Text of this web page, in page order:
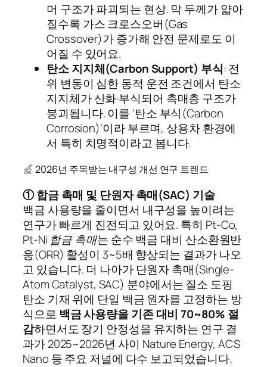
머 구조가 파괴되는 현상. 막 두께가 얇아
질수록 가스 크로스오버(Gas
Crossover)가 증가해 안전 문제로도 이
어질 수 있어요.
탄소 지지체(Carbon Support) 부식: 전
위 변동이 심한 동적 운전 조건에서 탄소
지지체가 산화·부식되어 촉매층 구조가
붕괴됩니다. 이를 ‘탄소 부식(Carbon
Corrosion)’이라 부르며, 상용차 환경에
서 특히 치명적이라고 봅니다.
2026년 주목받는 내구성 개선 연구 트렌드
① 합금 촉매 및 단원자 촉매(SAC) 기술
백금 사용량을 줄이면서 내구성을 높이려는
연구가 빠르게 진전되고 있어요. 특히 Pt-Co,
Pt-Ni 합금 촉매는 순수 백금 대비 산소환원반
응(ORR) 활성이 3~5배 향상되는 결과가 나오
고 있습니다. 더 나아가 단원자 촉매(Single-
Atom Catalyst, SAC) 분야에서는 질소 도핑
탄소 기재 위에 단일 백금 원자를 고정하는 방
식으로 백금 사용량을 기존 대비 70~80% 절
감하면서도 장기 안정성을 유지하는 연구 결
과가 2025~2026년 사이 Nature Energy, ACS
Nano 등 주요 저널에 다수 보고되었습니다.